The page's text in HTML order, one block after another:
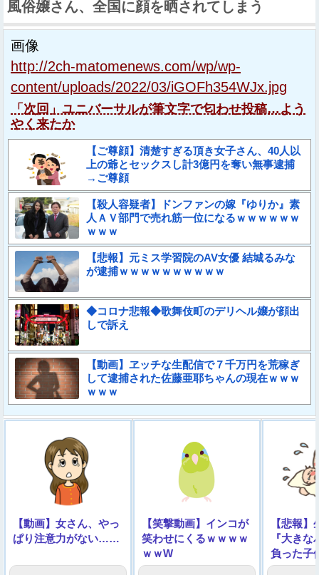
風俗嬢さん、全国に顔を晒されてしまう
画像
http://2ch-matomenews.com/wp/wp-
content/uploads/2022/03/iGOFh354WJx.jpg
「次回」ユニバーサルが筆文字で匂わせ投稿…よう
やく来たか
【ご尊顔】清楚すぎる頂き女子さん、40人以
上の爺とセックスし計3億円を奪い無事逮捕
→ご尊顔
【殺人容疑者】ドンファンの嫁『ゆりか』素
人ＡＶ部門で売れ筋一位になるｗｗｗｗｗｗ
ｗｗｗ
【悲報】元ミス学習院のAV女優 結城るみな
が逮捕ｗｗｗｗｗｗｗｗｗｗ
◆コロナ悲報◆歌舞伎町のデリヘル嬢が顔出
しで訴え
【動画】ヱッチな生配信で７千万円を荒稼ぎ
して逮捕された佐藤亜耶ちゃんの現在ｗｗｗ
ｗｗｗ
【動画】女さん、やっ
ぱり注意力がない……
【笑撃動画】インコが
笑わせにくるｗｗｗｗ
ｗｗW
【悲報
『大き
負った子
像】